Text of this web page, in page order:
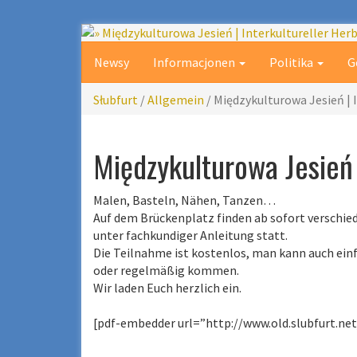
Newsy Informacjonen Politika
Słubfurt /Allgemein / Międzykulturowa Jesień
Międzykulturowa
Malen, Basteln, Nähen, Tanzen…
Auf dem Brückenplatz finden ab sofort
unter fachkundiger Anleitung statt.
Die Teilnahme ist kostenlos, man kann auch
oder regelmäßig kommen.
Wir laden Euch herzlich ein.
[pdf-embedder url=”http://